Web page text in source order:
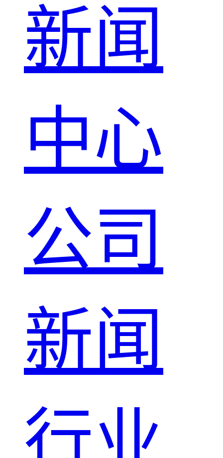
新闻
中心
公司
新闻
行业